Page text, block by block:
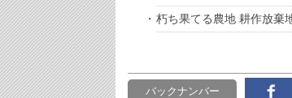
朽ち果てる農地 耕作放棄
バックナンバー